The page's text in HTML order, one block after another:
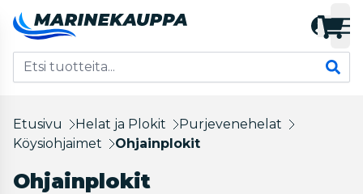
Etusivu Helat ja Plokit
Purjevenehelat
Köysiohjaimet
Ohjainplokit
Ohjainplokit